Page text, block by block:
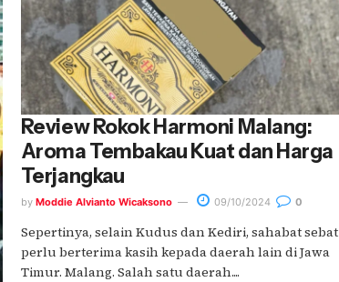
Review Rokok Harmoni Malang:
Aroma Tembakau Kuat dan Harga
Terjangkau
by Moddie Alvianto Wicaksono 09/10/2024 0
Sepertinya, selain Kudus dan Kediri, sahabat sebat
perlu berterima kasih kepada daerah lain di Jawa
Timur. Malang. Salah satu daerah....